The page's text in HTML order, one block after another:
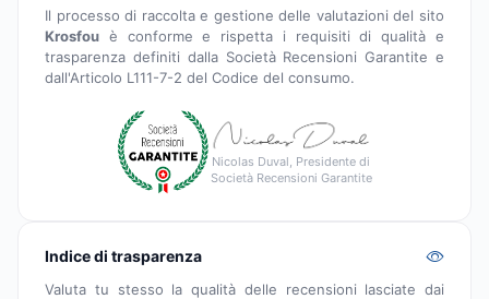
Il processo di raccolta e gestione delle valutazioni del sito
Krosfou è conforme e rispetta i requisiti di qualità e
trasparenza definiti dalla Società Recensioni Garantite e
dall'Articolo L111-7-2 del Codice del consumo.
Nicolas Duval, Presidente di
Società Recensioni Garantite
Indice di trasparenza
Valuta tu stesso la qualità delle recensioni lasciate dai